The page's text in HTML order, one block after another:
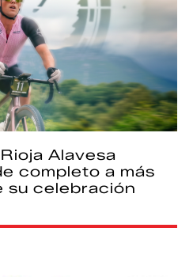
Alavesa
completo a más
su celebración